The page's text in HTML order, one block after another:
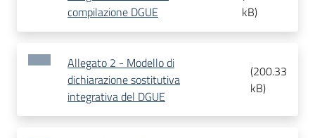
compilazione DGUE
kB)
Allegato 2 - Modello di
dichiarazione sostitutiva
integrativa del DGUE
(200.33
kB)